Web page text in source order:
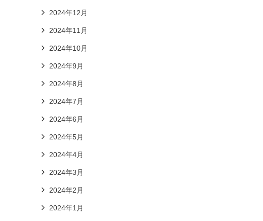
2024年12月
2024年11月
2024年10月
2024年9月
2024年8月
2024年7月
2024年6月
2024年5月
2024年4月
2024年3月
2024年2月
2024年1月